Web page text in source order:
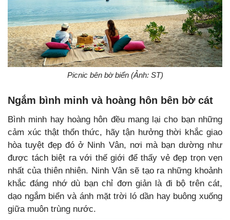
Picnic bên bờ biển (Ảnh: ST)
Ngắm bình minh và hoàng hôn bên bờ cát
Bình minh hay hoàng hôn đều mang lại cho bạn những
cảm xúc thật thổn thức, hãy tận hưởng thời khắc giao
hòa tuyệt đẹp đó ở Ninh Vân, nơi mà bạn dường như
được tách biệt ra với thế giới để thấy vẻ đẹp trọn vẹn
nhất của thiên nhiên. Ninh Vân sẽ tạo ra những khoảnh
khắc đáng nhớ dù bạn chỉ đơn giản là đi bộ trên cát,
dạo ngắm biển và ánh mặt trời ló dần hay buông xuống
giữa muôn trùng nước.